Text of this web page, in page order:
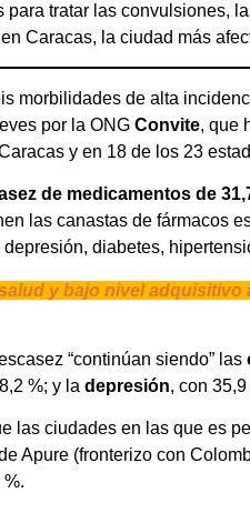
para tratar las convulsiones,
Caracas, la ciudad más
morbilidades de alta
por la ONG Convite, que
y en 18 de los 23
de medicamentos de
las canastas de fármacos
diabetes,
y bajo nivel adquisitivo
“continúan siendo” las
%; y la depresión, con 35,9
las ciudades en las que es
Apure (fronterizo con